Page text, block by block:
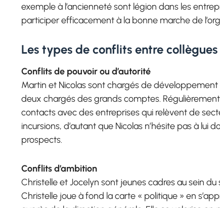
exemple à l’ancienneté sont légion dans les
participer efficacement à la bonne marche de
Les types de conflits entre
Conflits de pouvoir ou d’autorité
Martin et Nicolas sont chargés de
deux chargés des grands comptes.
contacts avec des entreprises qui relèvent de
incursions, d’autant que Nicolas n’hésite pas à
prospects.
Conflits d’ambition
Christelle et Jocelyn sont jeunes cadres au sein
Christelle joue à fond la carte « politique » en